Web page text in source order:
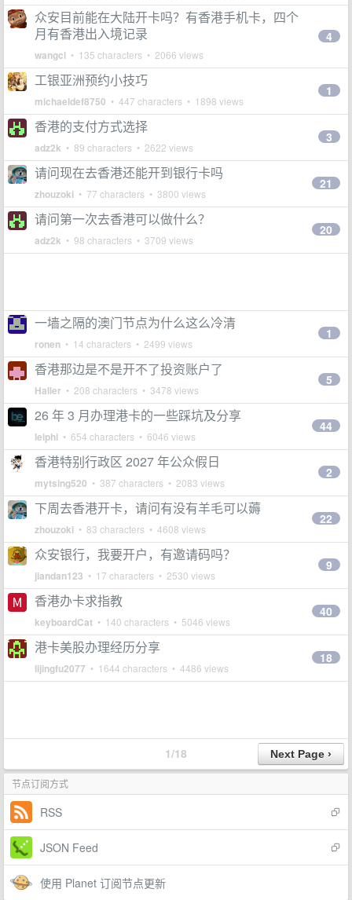
众安目前能在大陆开卡吗？有香港手机卡，四个
月有香港出入境记录
wangcl • 135 characters • 2066 views
4
工银亚洲预约小技巧
michaeldef8750 • 447 characters • 1898 views
1
香港的支付方式选择
adz2k • 89 characters • 2622 views
3
请问现在去香港还能开到银行卡吗
zhouzoki • 77 characters • 3800 views
21
请问第一次去香港可以做什么？
adz2k • 98 characters • 3709 views
20
一墙之隔的澳门节点为什么这么冷清
ronen • 14 characters • 2499 views
1
香港那边是不是开不了投资账户了
Haller • 208 characters • 3478 views
5
26 年 3 月办理港卡的一些踩坑及分享
leiphi • 654 characters • 6046 views
44
香港特别行政区 2027 年公众假日
mytsing520 • 387 characters • 2083 views
2
下周去香港开卡，请问有没有羊毛可以薅
zhouzoki • 83 characters • 4608 views
22
众安银行，我要开户，有邀请码吗？
jiandan123 • 17 characters • 2530 views
9
香港办卡求指教
keyboardCat • 140 characters • 5046 views
40
港卡美股办理经历分享
lijingfu2077 • 1644 characters • 4486 views
18
1/18
节点订阅方式
RSS
JSON Feed
使用 Planet 订阅节点更新